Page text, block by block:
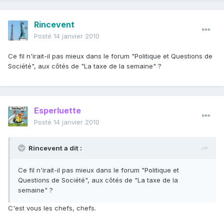
Rincevent
Posté 14 janvier 2010
Ce fil n'irait-il pas mieux dans le forum "Politique et Questions de
Société", aux côtés de "La taxe de la semaine" ?
Esperluette
Posté 14 janvier 2010
Rincevent a dit :
Ce fil n'irait-il pas mieux dans le forum "Politique et
Questions de Société", aux côtés de "La taxe de la
semaine" ?
C'est vous les chefs, chefs.